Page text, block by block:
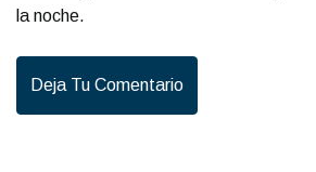
la noche.
Deja Tu Comentario